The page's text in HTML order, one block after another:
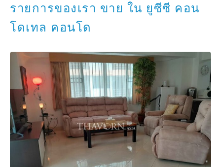
รายการของเรา ขาย ใน ยูซีซี คอน
โดเทล คอนโด